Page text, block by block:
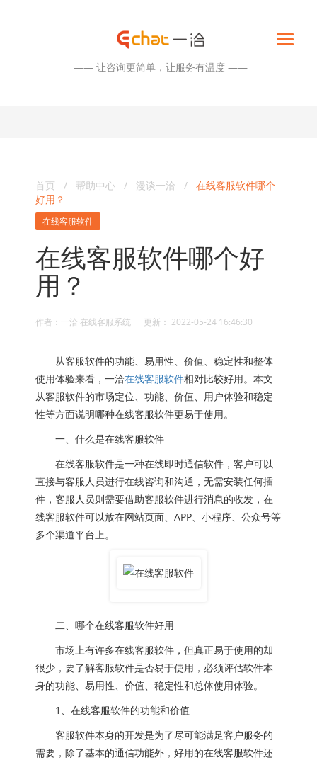
—— 让咨询更简单，让服务有温度 ——
首页 / 帮助中心 / 漫谈一洽 / 在线客服软件哪个
好用？
在线客服软件
在线客服软件哪个好
用？
作者：一洽·在线客服系统 更新： 2022-05-24 16:46:30
从客服软件的功能、易用性、价值、稳定性和整体
使用体验来看，一洽在线客服软件相对比较好用。本文
从客服软件的市场定位、功能、价值、用户体验和稳定
性等方面说明哪种在线客服软件更易于使用。
一、什么是在线客服软件
在线客服软件是一种在线即时通信软件，客户可以
直接与客服人员进行在线咨询和沟通，无需安装任何插
件，客服人员则需要借助客服软件进行消息的收发，在
线客服软件可以放在网站页面、APP、小程序、公众号等
多个渠道平台上。
二、哪个在线客服软件好用
市场上有许多在线客服软件，但真正易于使用的却
很少，要了解客服软件是否易于使用，必须评估软件本
身的功能、易用性、价值、稳定性和总体使用体验。
1、在线客服软件的功能和价值
客服软件本身的开发是为了尽可能满足客户服务的
需要，除了基本的通信功能外，好用的在线客服软件还